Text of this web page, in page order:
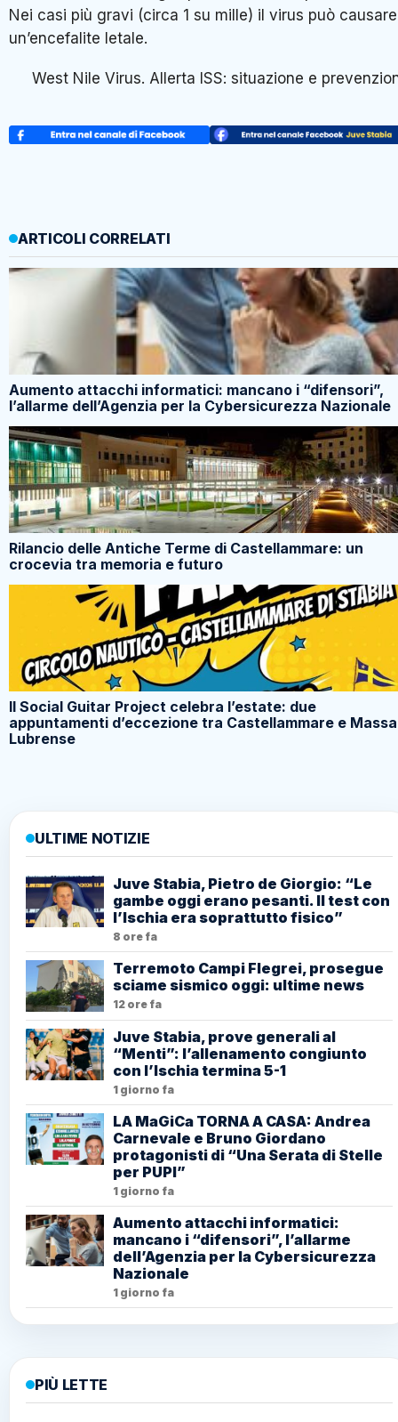
Nei casi più gravi (circa 1 su mille) il virus può causare
un’encefalite letale.
West Nile Virus. Allerta ISS: situazione e
ARTICOLI CORRELATI
Aumento attacchi informatici: mancano i “difensori”,
l’allarme dell’Agenzia per la Cybersicurezza Nazionale
Rilancio delle Antiche Terme di Castellammare: un
crocevia tra memoria e futuro
Il Social Guitar Project celebra l’estate: due
appuntamenti d’eccezione tra Castellammare e Massa
Lubrense
ULTIME NOTIZIE
Juve Stabia, Pietro de Giorgio: “Le
gambe oggi erano pesanti. Il test con
l’Ischia era soprattutto fisico”
8 ore fa
Terremoto Campi Flegrei, prosegue
sciame sismico oggi: ultime news
12 ore fa
Juve Stabia, prove generali al
“Menti”: l’allenamento congiunto
con l’Ischia termina 5-1
1 giorno fa
LA MaGiCa TORNA A CASA: Andrea
Carnevale e Bruno Giordano
protagonisti di “Una Serata di Stelle
per PUPI”
1 giorno fa
Aumento attacchi informatici:
mancano i “difensori”, l’allarme
dell’Agenzia per la Cybersicurezza
Nazionale
1 giorno fa
PIÙ LETTE